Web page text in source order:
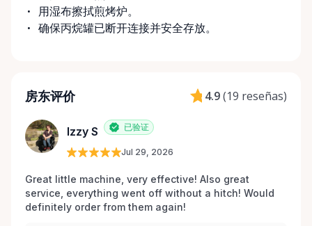
用湿布擦拭煎烤炉。
确保丙烷罐已断开连接并安全存放。
房东评价 4.9(19 reseñas)
Izzy S 已验证
Jul 29, 2026
Great little machine, very effective! Also great
service, everything went off without a hitch! Would
definitely order from them again!